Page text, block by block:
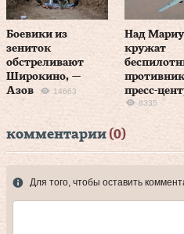
Боевики из
зениток
обстреливают
Широкино, —
Азов
14663
Над
кружат
пресс-
8335
комментарии (0)
Для того, чтобы оставить